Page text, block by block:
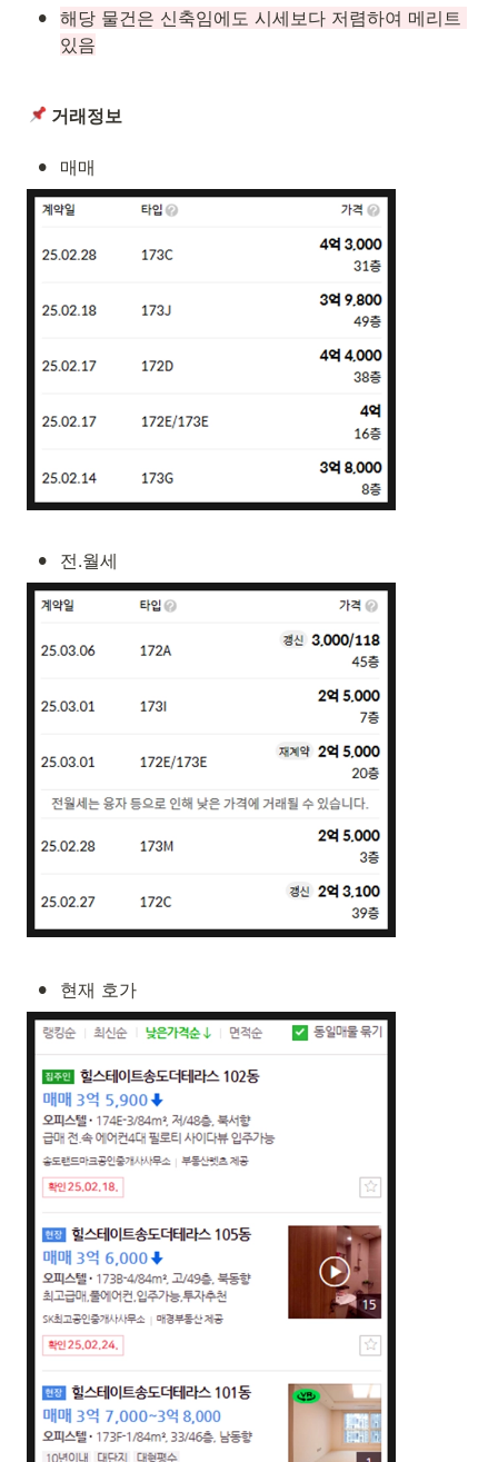
• 해당 물건은 신축임에도 시세보다 저렴하여 메리트
있음
거래정보
• 매매
• 전.월세
• 현재 호가